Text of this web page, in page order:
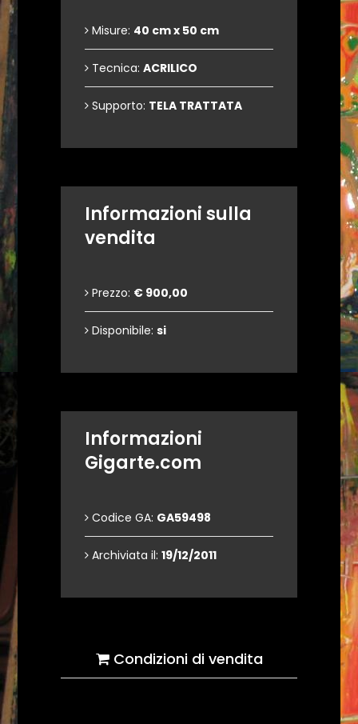
Misure: 40 cm x 50 cm
Tecnica: ACRILICO
Supporto: TELA TRATTATA
Informazioni sulla
vendita
Prezzo: € 900,00
Disponibile: si
Informazioni
Gigarte.com
Codice GA: GA59498
Archiviata il: 19/12/2011
Condizioni di vendita